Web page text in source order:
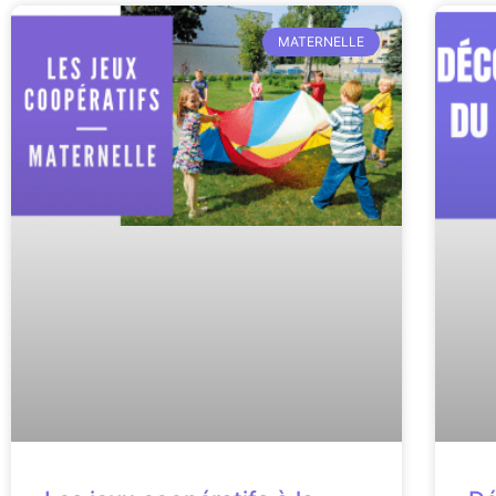
MATERNELLE